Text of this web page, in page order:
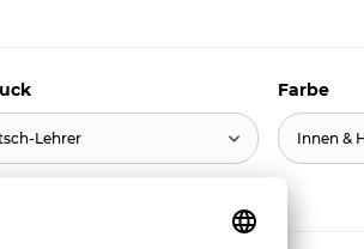
Lehrer
Farbe
Innen &